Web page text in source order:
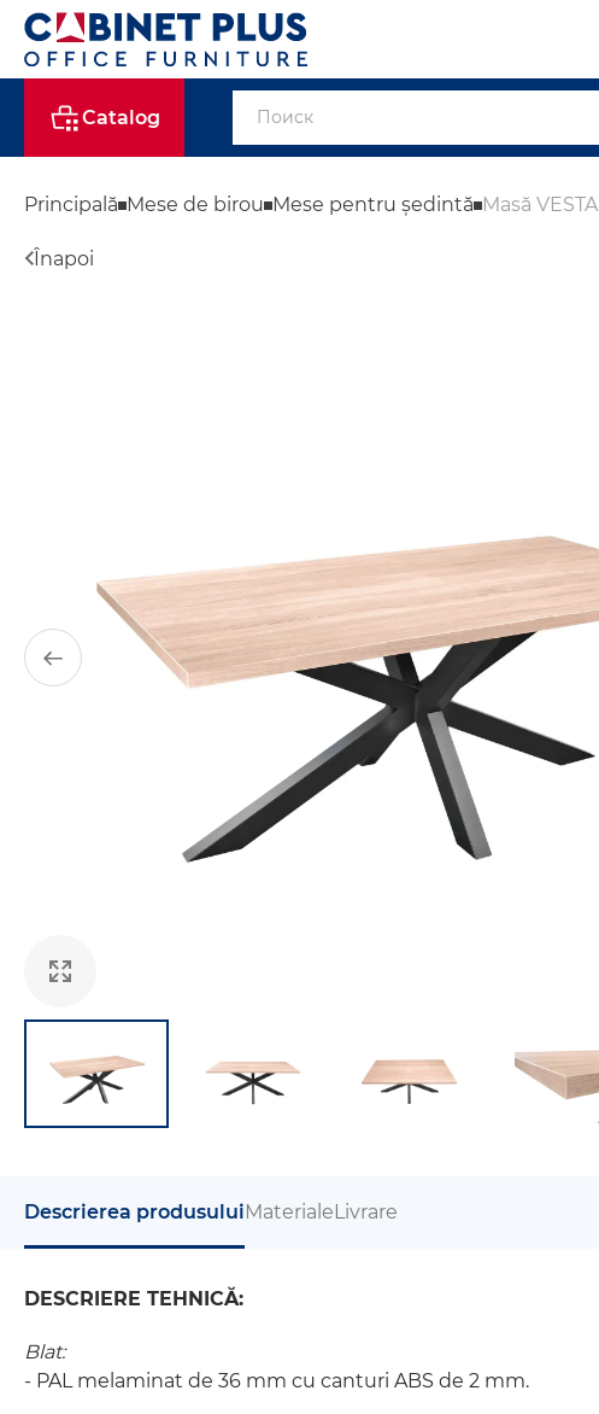
Catalog
Principală Mese de birou Mese pentru ședintă Masă VESTA
Înapoi
Descrierea produsuluiMaterialeLivrare
DESCRIERE TEHNICĂ:
Blat:
- PAL melaminat de 36 mm cu canturi ABS de 2 mm.